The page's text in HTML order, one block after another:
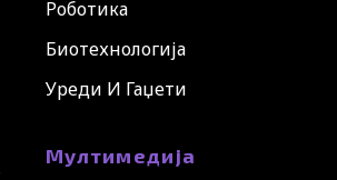
Роботика
Биотехнологија
Уреди И Гаџети
Мултимедија